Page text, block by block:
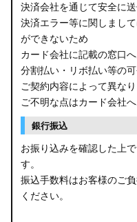
決済会社を通じて安全に送
決済エラー等に関しまし
ができないため
カード会社に記載の窓口
分割払い・リボ払い等の
ご契約内容によって異なり
ご不明な点はカード会社
銀行振込
お振り込みを確認した上
す。
振込手数料はお客様のご
ください。